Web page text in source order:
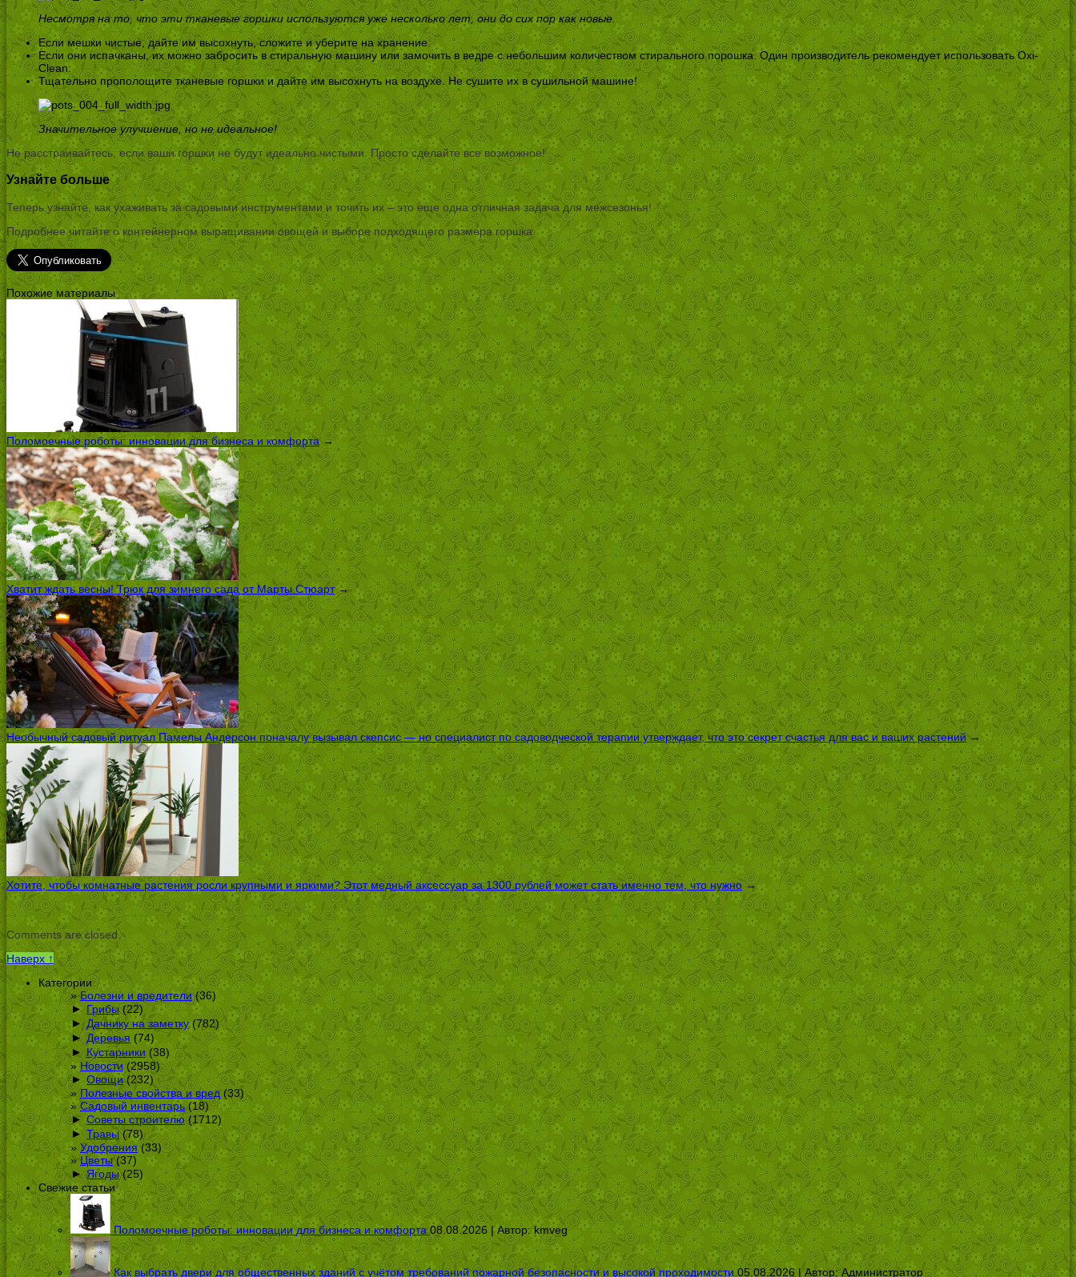
Несмотря на то, что эти тканевые горшки используются уже несколько лет, они до сих пор как новые.
Если мешки чистые, дайте им высохнуть, сложите и уберите на хранение.
Если они испачканы, их можно забросить в стиральную машину или замочить в ведре с небольшим количеством стирального порошка. Один производитель рекомендует использовать Oxi-
Clean.
Тщательно прополощите тканевые горшки и дайте им высохнуть на воздухе. Не сушите их в сушильной машине!
Значительное улучшение, но не идеальное!
Не расстраивайтесь, если ваши горшки не будут идеально чистыми. Просто сделайте все возможное!
Узнайте больше
Теперь узнайте, как ухаживать за садовыми инструментами и точить их – это еще одна отличная задача для межсезонья!
Подробнее читайте о контейнерном выращивании овощей и выборе подходящего размера горшка.
Похожие материалы
Поломоечные роботы: инновации для бизнеса и комфорта→
Хватит ждать весны! Трюк для зимнего сада от Марты Стюарт→
Необычный садовый ритуал Памелы Андерсон поначалу вызывал скепсис — но специалист по садоводческой терапии утверждает, что это секрет счастья для вас и ваших растений→
Хотите, чтобы комнатные растения росли крупными и яркими? Этот медный аксессуар за 1300 рублей может стать именно тем, что нужно→
Comments are closed.
Наверх ↑
Категории
Болезни и вредители(36)
► Грибы(22)
► Дачнику на заметку(782)
► Деревья (74)
► Кустарники (38)
Новости (2958)
► Овощи(232)
Полезные свойства и вред (33)
Садовый инвентарь(18)
► Советы строителю(1712)
► Травы(78)
Удобрения(33)
Цветы(37)
► Ягоды(25)
Свежие статьи
Поломоечные роботы: инновации для бизнеса и комфорта 08.08.2026 | Автор: kmveg
Как выбрать двери для общественных зданий с учётом требований пожарной безопасности и высокой проходимости 05.08.2026 | Автор:Администратор